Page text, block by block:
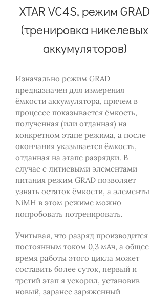
XTAR VC4S, режим GRAD
(тренировка никелевых
аккумуляторов)
Изначально режим GRAD
предназначен для измерения
ёмкости аккумулятора, причем в
процессе показывается ёмкость,
полученная (или отданная) на
конкретном этапе режима, а после
окончания указывается ёмкость,
отданная на этапе разрядки. В
случае с литиевыми элементами
питания режим GRAD позволяет
узнать остаток ёмкости, а элементы
NiMH в этом режиме можно
попробовать потренировать.
Учитывая, что разряд производится
постоянным током 0,3 мАч, а общее
время работы этого цикла может
составить более суток, первый и
третий этап я ускорил, установив
новый, заранее заряженный